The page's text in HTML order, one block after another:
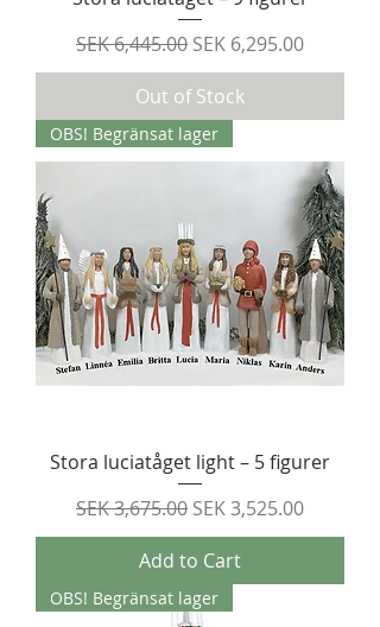
Regular Price
SEK 6,445.00 Sale Price
SEK 6,295.00
Out of Stock
OBS! Begränsat lager
Stora luciatåget light – 5 figurer
Regular Price
SEK 3,675.00 Sale Price
SEK 3,525.00
Add to Cart
OBS! Begränsat lager